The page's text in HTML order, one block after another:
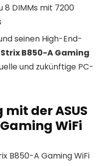
8 DIMMs mit 7200
seinen High-End-
Strix B850-A Gaming
und zukünftige PC-
der ASUS
WiFi
B850-A Gaming WiFi